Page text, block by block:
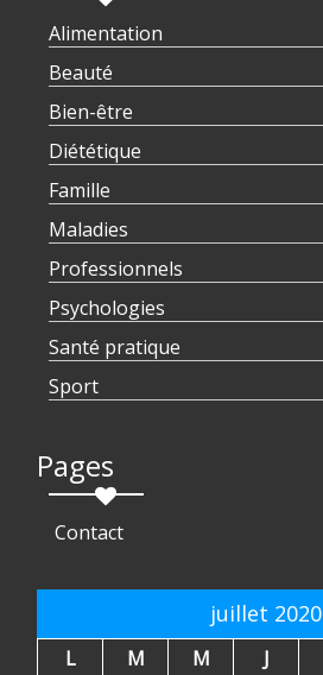
Alimentation
Beauté
Bien-être
Diététique
Famille
Maladies
Professionnels
Psychologies
Santé pratique
Sport
Pages
Contact
juillet 2020
L M M J